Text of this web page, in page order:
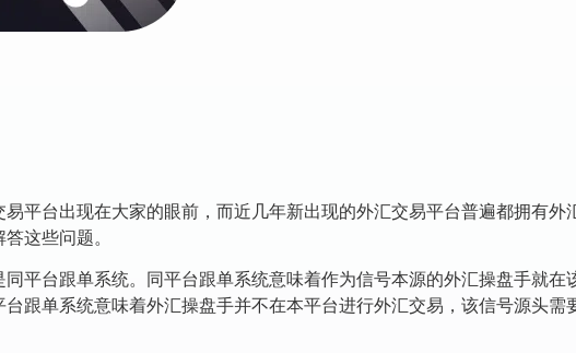
平台出现在大家的眼前，而近几年新出现的外汇交易平台普遍都拥有
这些问题。
平台跟单系统。同平台跟单系统意味着作为信号本源的外汇操盘手就
跟单系统意味着外汇操盘手并不在本平台进行外汇交易，该信号源头